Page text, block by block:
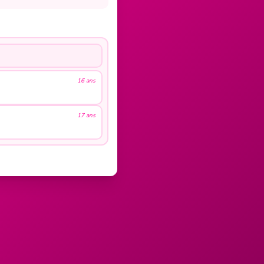
16 ans
17 ans